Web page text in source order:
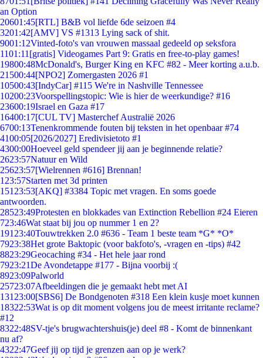
an Option
20601:45[RTL] B&B vol liefde 6de seizoen #4
3201:42[AMV] VS #1313 Lying sack of shit.
9001:12Vinted-foto's van vrouwen massaal gedeeld op seksfora
1101:11 [gratis] Videogames Part 9: Gratis en free-to-play games!
19800:48McDonald's, Burger King en KFC #82 - Meer korting a.u.b.
21500:44[NPO2] Zomergasten 2026 #1
10500:43[IndyCar] #115 We're in Nashville Tennessee
10200:23Voorspellingstopic: Wie is hier de weerkundige? #16
23600:19Israel en Gaza #17
16400:17[CUL TV] Masterchef Australië 2026
6700:13Tenenkrommende fouten bij teksten in het openbaar #74
4100:05[2026/2027] Eredivisietoto #1
4300:00Hoeveel geld spendeer jij aan je beginnende relatie?
2623:57Natuur en Wild
25623:57[Wielrennen #616] Brennan!
1 23:57Starten met 3d printen
151 23:53[AKQ] #3384 Topic met vragen. En soms goede
antwoorden.
28523:49Protesten en blokkades van Extinction Rebellion #24 Eieren
723:46Wat staat bij jou op nummer 1 en 2?
191 23:40Touwtrekken 2.0 #636 - Team 1 beste team *G* *O*
7923:38Het grote Baktopic (voor bakfoto's, -vragen en -tips) #42
8823:29Geocaching #34 - Het hele jaar rond
7923:21De Avondetappe #177 - Bijna voorbij :(
8923:09Palworld
25723:07Afbeeldingen die je gemaakt hebt met AI
131 23:00[SBS6] De Bondgenoten #318 Een klein kusje moet kunnen
18322:53Wat is op dit moment volgens jou de meest irritante reclame?
#12
8322:48SV-tje's brugwachtershuis(je) deel #8 - Komt de binnenkant
nu af?
4322:47Geef jij op tijd je grenzen aan op je werk?